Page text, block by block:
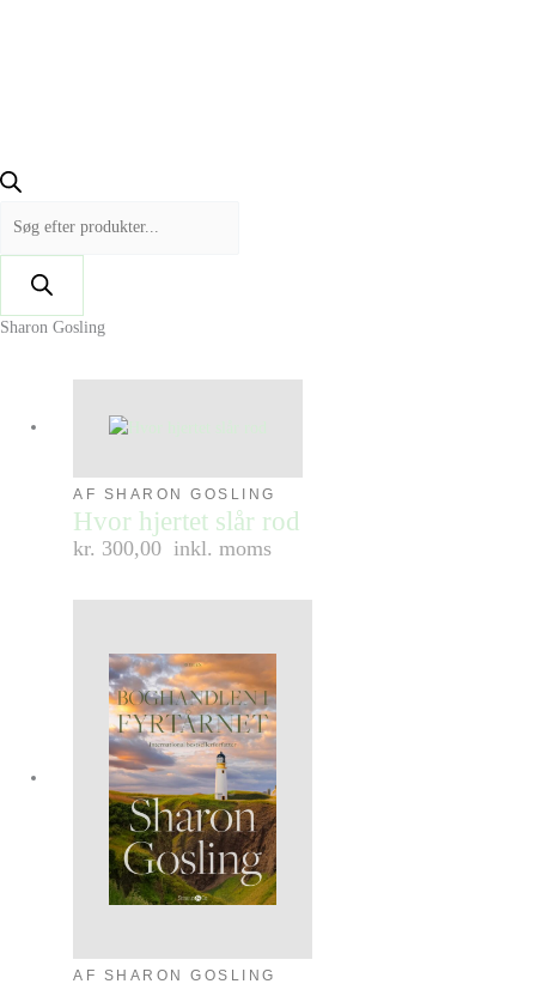
Sharon Gosling
AF SHARON GOSLING
Hvor hjertet slår rod
kr. 300,00 inkl. moms
AF SHARON GOSLING